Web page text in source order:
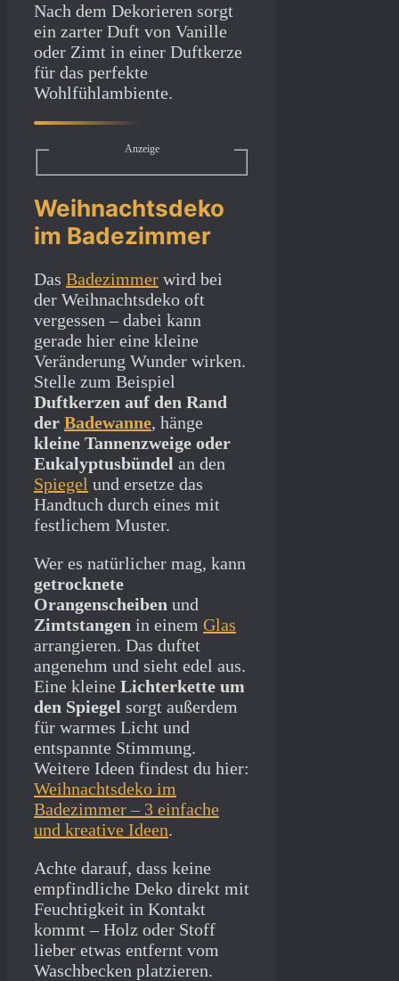
Nach dem Dekorieren sorgt
ein zarter Duft von Vanille
oder Zimt in einer Duftkerze
für das perfekte
Wohlfühlambiente.
Anzeige
Weihnachtsdeko
im Badezimmer
Das Badezimmer wird bei
der Weihnachtsdeko oft
vergessen – dabei kann
gerade hier eine kleine
Veränderung Wunder wirken.
Stelle zum Beispiel
Duftkerzen auf den Rand
der Badewanne, hänge
kleine Tannenzweige oder
Eukalyptusbündel an den
Spiegel und ersetze das
Handtuch durch eines mit
festlichem Muster.
Wer es natürlicher mag, kann
getrocknete
Orangenscheiben und
Zimtstangen in einem Glas
arrangieren. Das duftet
angenehm und sieht edel aus.
Eine kleine Lichterkette um
den Spiegel sorgt außerdem
für warmes Licht und
entspannte Stimmung.
Weitere Ideen findest du hier:
Weihnachtsdeko im
Badezimmer – 3 einfache
und kreative Ideen.
Achte darauf, dass keine
empfindliche Deko direkt mit
Feuchtigkeit in Kontakt
kommt – Holz oder Stoff
lieber etwas entfernt vom
Waschbecken platzieren.